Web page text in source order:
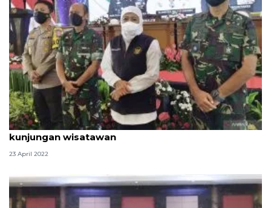
Khofifah minta pengelola wisata perhatikan jumlah
kunjungan wisatawan
23 April 2022